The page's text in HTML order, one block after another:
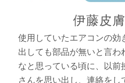
伊藤皮
使用していたエアコンの効
出しても部品が無いと言わ
なと思っている頃に、以前
さんを思い出し、連絡をし